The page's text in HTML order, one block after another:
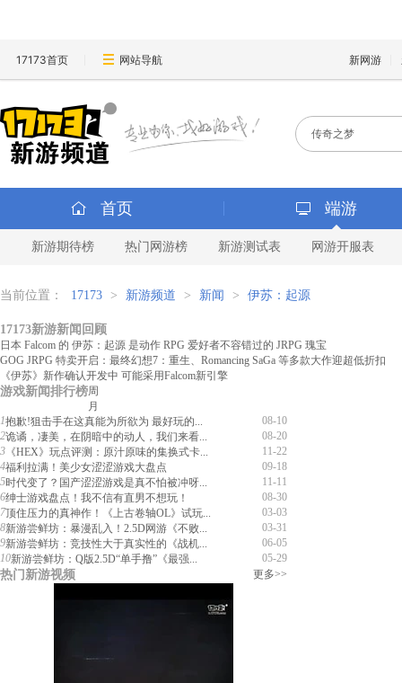
17173首页 网站导航 新网游
首页 端游
新游期待榜 热门网游榜 新游测试表 网游开服表
当前位置： 17173 > 新游频道 > 新闻 > 伊苏：起源
17173新游新闻回顾
日本 Falcom 的 伊苏：起源 是动作 RPG 爱好者不容错过的 JRPG 瑰宝
GOG JRPG 特卖开启：最终幻想7：重生、Romancing SaGa 等多款大作迎超低折扣
《伊苏》新作确认开发中 可能采用Falcom新引擎
游戏新闻排行榜周
月
1
08-10
抱歉!狙击手在这真能为所欲为 最好玩的...
2
08-20
诡谲，凄美，在阴暗中的动人，我们来看...
3
11-22
《HEX》玩点评测：原汁原味的集换式卡...
4
09-18
福利拉满！美少女涩涩游戏大盘点
5
11-11
时代变了？国产涩涩游戏是真不怕被冲呀...
6
08-30
绅士游戏盘点！我不信有直男不想玩！
7
03-03
顶住压力的真神作！《上古卷轴OL》试玩...
8
03-31
新游尝鲜坊：暴漫乱入！2.5D网游《不败...
9
06-05
新游尝鲜坊：竞技性大于真实性的《战机...
10
05-29
新游尝鲜坊：Q版2.5D“单手撸”《最强...
热门新游视频 更多>>